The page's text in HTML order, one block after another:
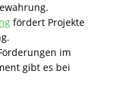
fördert Projekte
im
gibt es bei